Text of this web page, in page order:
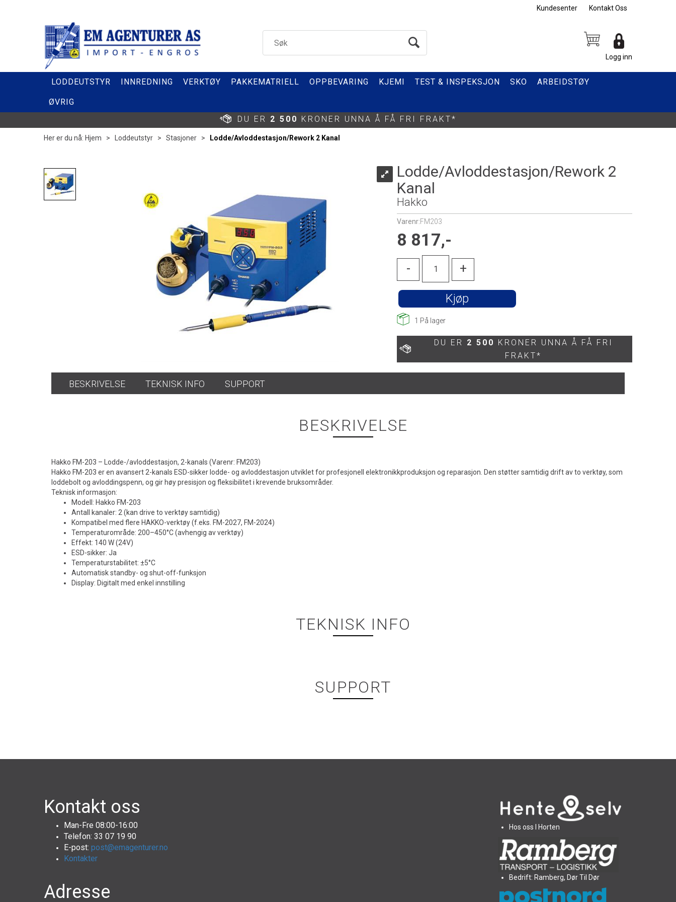
Kundesenter Kontakt Oss
Logg inn
LODDEUTSTYR INNREDNING VERKTØY PAKKEMATRIELL OPPBEVARING KJEMI TEST & INSPEKSJON SKO ARBEIDSTØY
ØVRIG
DU ER 2 500 KRONER UNNA Å FÅ FRI FRAKT*
Her er du nå: Hjem > Loddeutstyr > Stasjoner > Lodde/Avloddestasjon/Rework 2 Kanal
Lodde/Avloddestasjon/Rework 2
Kanal
Hakko
Varenr:FM203
8 817,-
- +
Kjøp
1 På lager
DU ER 2 500 KRONER UNNA Å FÅ FRI
FRAKT*
BESKRIVELSE TEKNISK INFO SUPPORT
BESKRIVELSE
Hakko FM-203 – Lodde-/avloddestasjon, 2-kanals (Varenr: FM203)
Hakko FM-203 er en avansert 2-kanals ESD-sikker lodde- og avloddestasjon utviklet for profesjonell elektronikkproduksjon og reparasjon. Den støtter samtidig drift av to verktøy, som
loddebolt og avloddingspenn, og gir høy presisjon og fleksibilitet i krevende bruksområder.
Teknisk informasjon:
Modell: Hakko FM-203
Antall kanaler: 2 (kan drive to verktøy samtidig)
Kompatibel med flere HAKKO-verktøy (f.eks. FM-2027, FM-2024)
Temperaturområde: 200–450°C (avhengig av verktøy)
Effekt: 140 W (24V)
ESD-sikker: Ja
Temperaturstabilitet: ±5°C
Automatisk standby- og shut-off-funksjon
Display: Digitalt med enkel innstilling
TEKNISK INFO
SUPPORT
Kontakt oss
Man-Fre 08:00-16:00
Telefon: 33 07 19 90
E-post: post@emagenturer.no
Kontakter
Adresse
Hos oss I Horten
Bedrift: Ramberg, Dør Til Dør